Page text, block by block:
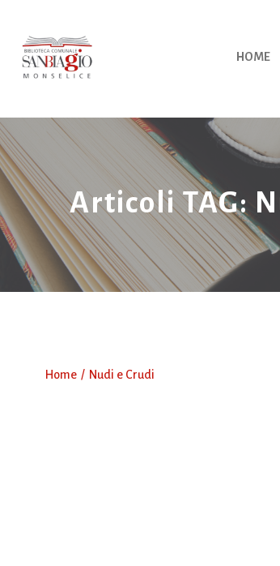
contenuto
HOME
Articoli TAG:
Home Nudi e Crudi